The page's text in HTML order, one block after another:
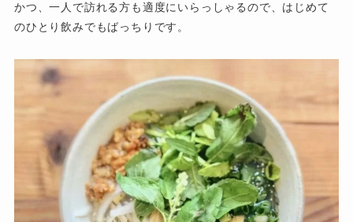
かつ、一人で訪れる方も適度にいらっしゃるので、はじめて
のひとり飲みでもばっちりです。